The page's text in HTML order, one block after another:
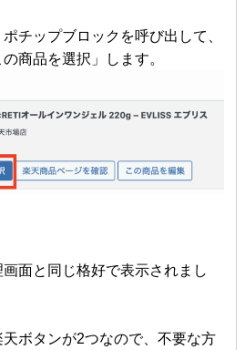
チップブロックを呼び出して、
商品を選択」します。
面と同じ格好で表示されまし
ボタンが2つなので、不要な方